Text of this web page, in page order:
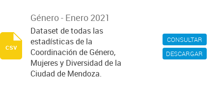
CONSULTAR
DESCARGAR
Género - Enero 2021
Dataset de todas las
estadísticas de la
Coordinación de Género,
Mujeres y Diversidad de la
Ciudad de Mendoza.
csv